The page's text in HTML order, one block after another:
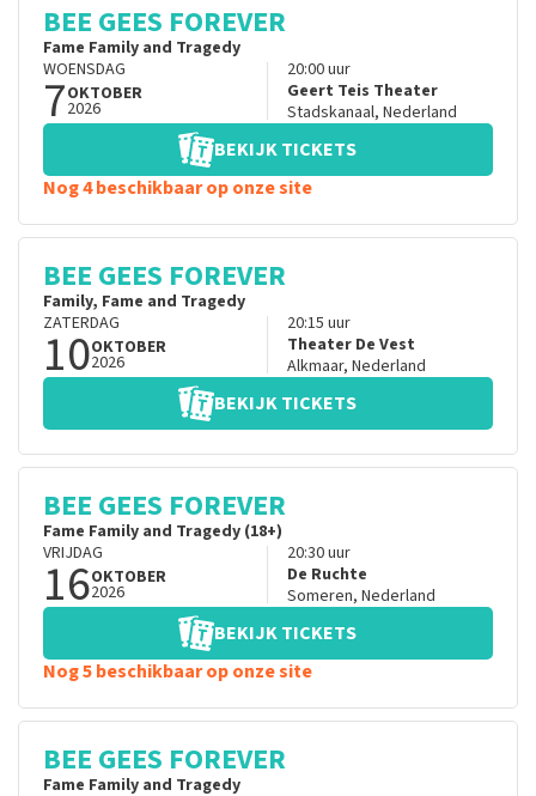
BEE GEES FOREVER
Fame Family and Tragedy
WOENSDAG
7OKTOBER
2026
20:00uur
Geert Teis Theater
Stadskanaal, Nederland
BEKIJK TICKETS
Nog 4 beschikbaar op onze site
BEE GEES FOREVER
Family, Fame and Tragedy
ZATERDAG
10OKTOBER
2026
20:15 uur
Theater De Vest
Alkmaar, Nederland
BEKIJK TICKETS
BEE GEES FOREVER
Fame Family and Tragedy (18+)
VRIJDAG
16OKTOBER
2026
20:30uur
De Ruchte
Someren, Nederland
BEKIJK TICKETS
Nog 5 beschikbaar op onze site
BEE GEES FOREVER
Fame Family and Tragedy